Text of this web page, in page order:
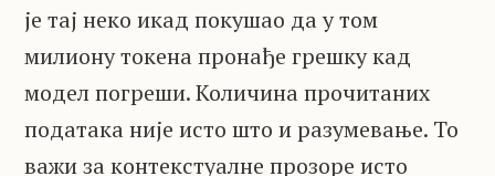
је тај неко икад покушао да у том
милиону токена пронађе грешку кад
модел погреши. Количина прочитаних
података није исто што и разумевање. То
важи за контекстуалне прозоре исто